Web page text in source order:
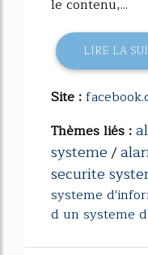
le contenu,...
LIRE LA
Site :
Thèmes liés :
systeme/
securite
systeme
d un systeme